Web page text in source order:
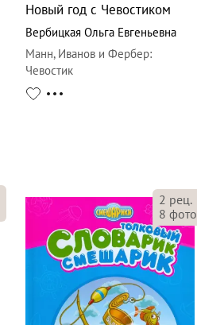
Новый год с Чевостиком
Вербицкая Ольга Евгеньевна
Манн, Иванов и Фербер:
Чевостик
2 рец.
8 фото